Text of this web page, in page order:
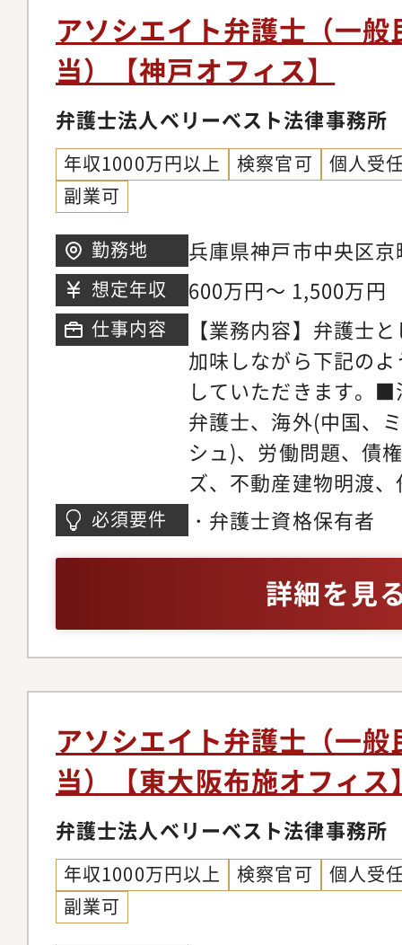
朗会計とクライアン
ブルな料金体系を構
ニーズに応じ、今後
以上に大きく切り込
ます。【サポート制
事務所では業務支援
研修実施やオフィス
おります。領域が広
領域についてミスマ
やかなサポート体制
リアステップについ
い分野の仕事に触れ
関心の高い分野で専
だきます。ゆくゆく
戦しつつ後輩弁護士
だきます。経験を積
師や、メディアへの
金請求、離婚問題、
産相続、労働問題、
外国人のビザ申請【
の】◆幅広い分野/豊
ているパラリーガル
士が多くの案件に専
き、短期間で弁護士
事ができる環境です
マーケティング・営
事務所では各専門チ
の段階から弁護士が
います。マーケティ
助けを借りながら、
きるかを弁護士が主
た、顧客獲得の見込
ロージングの段階で
をお願いしている為
着けることが可能で
ネスモデルでの実務
事務所の中には、価
り、実績が少なく専
朗会計とクライアン
ブルな料金体系を構
ニーズに応じ、今後
以上に大きく切り込
ます。【サポート制
アソシエイト弁護士（一
当）【神戸オフィス】
弁護士法人ベリーベスト法律事務所
年収1000万円以上 検察官可
個人受
副業可
勤務地
兵庫県神戸市中央区
ルディング12階※希
想定年収 600万円～ 1,500万円
仕事内容
【業務内容】弁護士
加味しながら下記の
していただきます。
弁護士、海外(中国、
シュ)、労働問題、債
ズ、不動産建物明渡
件、不動産・法人登
務、コーポレートガ
チャー法務、IPO法
件、紛争案件、知的
テイメント、国際取
個人のお客様向け交
金請求、離婚問題、
産相続、労働問題、
外国人のビザ申請【
の】◆幅広い分野/豊
ているパラリーガル
士が多くの案件に専
必須要件 ・弁護士資格保有者
詳細を見
アソシエイト弁護士（一
当）【東大阪布施オフィス
弁護士法人ベリーベスト法律事務所
年収1000万円以上 検察官可
個人受
副業可